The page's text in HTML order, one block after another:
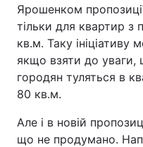
Ярошенком
тільки для квартир
кв.м. Таку
якщо взяти до уваги,
городян туляться в
80 кв.м.
Але і в новій
що не продумано.